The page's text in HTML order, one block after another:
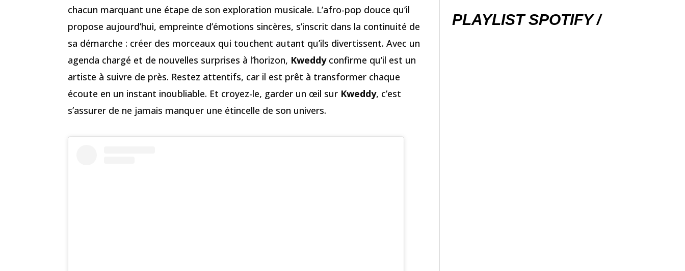
chacun marquant une étape de son exploration musicale. L’afro-pop douce qu’il
propose aujourd’hui, empreinte d’émotions sincères, s’inscrit dans la continuité de
sa démarche : créer des morceaux qui touchent autant qu’ils divertissent. Avec un
agenda chargé et de nouvelles surprises à l’horizon, Kweddyconfirme qu’il est un
artiste à suivre de près. Restez attentifs, car il est prêt à transformer chaque
écoute en un instant inoubliable. Et croyez-le, garder un œil sur Kweddy, c’est
s’assurer de ne jamais manquer une étincelle de son univers.
PLAYLIST SPOTIFY /